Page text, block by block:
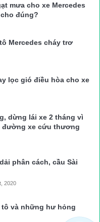
mưa cho xe Mercedes
đúng?
Mercedes cháy trơ
lọc gió điều hòa cho xe
dừng lái xe 2 tháng vì
xe cứu thương
phân cách, cầu Sài
2020
tô và những hư hỏng